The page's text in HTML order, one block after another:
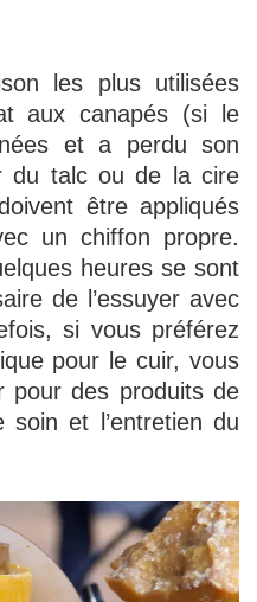
les plus utilisées
aux canapés (si le
et a perdu son
du talc ou de la cire
être appliqués
un chiffon propre.
heures se sont
de l’essuyer avec
si vous préférez
pour le cuir, vous
pour des produits de
soin et l’entretien du